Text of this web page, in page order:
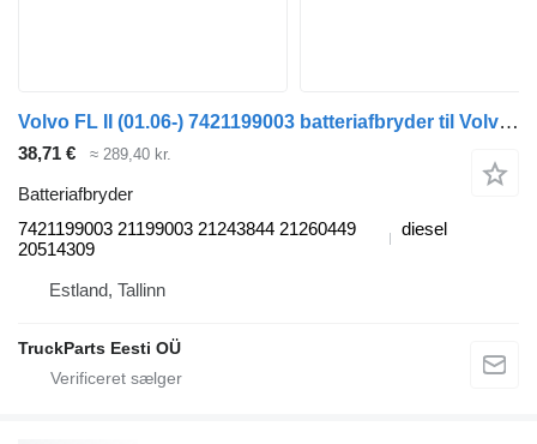
Volvo FL II (01.06-) 7421199003 batteriafbryder til Volvo FL, FE (2005-2014) trækker
38,71 € ≈ 289,40 kr.
Batteriafbryder
7421199003 21199003 21243844 21260449
20514309
diesel
Estland, Tallinn
TruckParts Eesti OÜ